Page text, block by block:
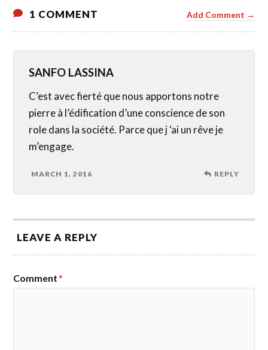
1 COMMENT Add Comment →
SANFO LASSINA
C’est avec fierté que nous apportons notre
pierre à l’édification d’une conscience de son
role dans la société. Parce que j ‘ai un rêve je
m’engage.
MARCH 1, 2016 REPLY
LEAVE A REPLY
Comment *